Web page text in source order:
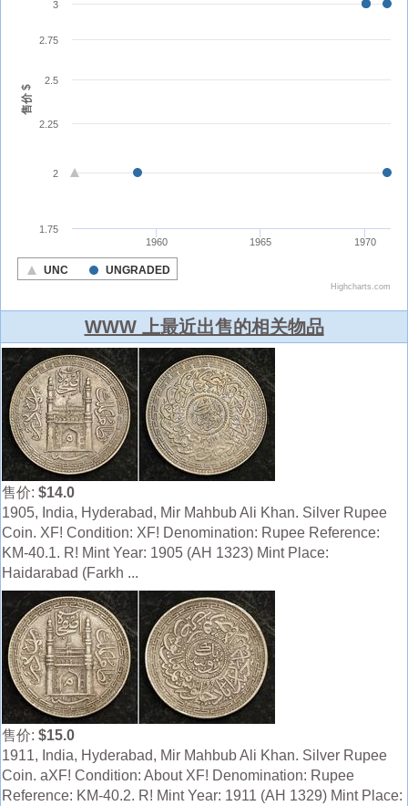
WWW 上最近出售的相关物品
售价: $14.0
1905, India, Hyderabad, Mir Mahbub Ali Khan. Silver Rupee
Coin. XF! Condition: XF! Denomination: Rupee Reference:
KM-40.1. R! Mint Year: 1905 (AH 1323) Mint Place:
Haidarabad (Farkh ...
售价: $15.0
1911, India, Hyderabad, Mir Mahbub Ali Khan. Silver Rupee
Coin. aXF! Condition: About XF! Denomination: Rupee
Reference: KM-40.2. R! Mint Year: 1911 (AH 1329) Mint Place: